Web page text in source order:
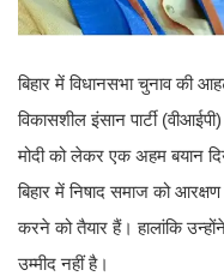
बिहार में विधानसभा चुनाव की
विकासशील इंसान पार्टी
मोदी को लेकर एक अहम बयान
बिहार में निषाद समाज को
करने को तैयार हैं। हालांकि
उम्मीद नहीं है।